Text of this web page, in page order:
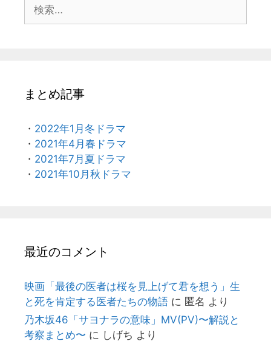
索:
まとめ記事
・ 2022年1月冬ドラマ
・ 2021年4月春ドラマ
・ 2021年7月夏ドラマ
・ 2021年10月秋ドラマ
最近のコメント
映画「最後の医者は桜を見上げて君を想う」生
と死を肯定する医者たちの物語 に 匿名 より
乃木坂46「サヨナラの意味」MV(PV)〜解説と
考察まとめ〜 に しげち より